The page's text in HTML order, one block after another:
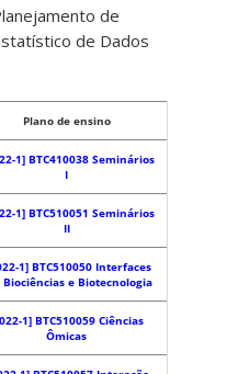
de
de Dados
Plano de ensino
1] BTC410038 Seminários
I
1] BTC510051 Seminários
II
1] BTC510050 Interfaces
Biociências e Biotecnologia
1] BTC510059 Ciências
Ômicas